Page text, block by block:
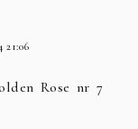
21:06
Rose nr 7